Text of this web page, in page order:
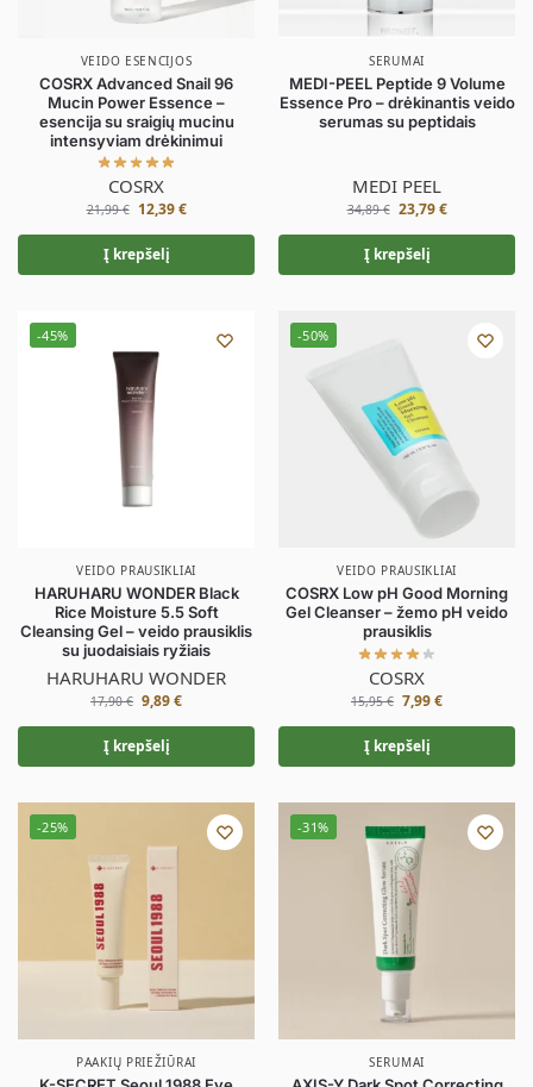
VEIDO ESENCIJOS
COSRX Advanced Snail 96
Mucin Power Essence –
esencija su sraigių mucinu
intensyviam drėkinimui
COSRX
21,99€ 12,39€
Į krepšelį
SERUMAI
MEDI-PEEL Peptide 9 Volume
Essence Pro – drėkinantis veido
serumas su peptidais
MEDI PEEL
34,89€ 23,79€
Į krepšelį
-45%
VEIDO PRAUSIKLIAI
HARUHARU WONDER Black
Rice Moisture 5.5 Soft
Cleansing Gel – veido prausiklis
su juodaisiais ryžiais
HARUHARU WONDER
17,90€ 9,89€
Į krepšelį
-50%
VEIDO PRAUSIKLIAI
COSRX Low pH Good Morning
Gel Cleanser – žemo pH veido
prausiklis
COSRX
15,95€ 7,99€
Į krepšelį
-25%
PAAKIŲ PRIEŽIŪRAI
-31%
SERUMAI